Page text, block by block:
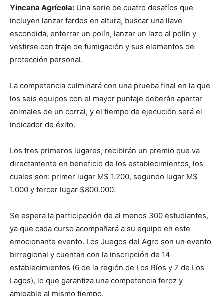
Yincana Agrícola: Una serie de cuatro desafíos que
incluyen lanzar fardos en altura, buscar una llave
escondida, enterrar un polín, lanzar un lazo al polín y
vestirse con traje de fumigación y sus elementos de
protección personal.
La competencia culminará con una prueba final en la que
los seis equipos con el mayor puntaje deberán apartar
animales de un corral, y el tiempo de ejecución será el
indicador de éxito.
Los tres primeros lugares, recibirán un premio que va
directamente en beneficio de los establecimientos, los
cuales son: primer lugar M$ 1.200, segundo lugar M$
1.000 y tercer lugar $800.000.
Se espera la participación de al menos 300 estudiantes,
ya que cada curso acompañará a su equipo en este
emocionante evento. Los Juegos del Agro son un evento
birregional y cuentan con la inscripción de 14
establecimientos (6 de la región de Los Ríos y 7 de Los
Lagos), lo que garantiza una competencia feroz y
amigable al mismo tiempo.